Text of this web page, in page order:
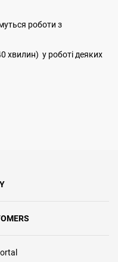
роботи з
хвилин) у роботі деяких